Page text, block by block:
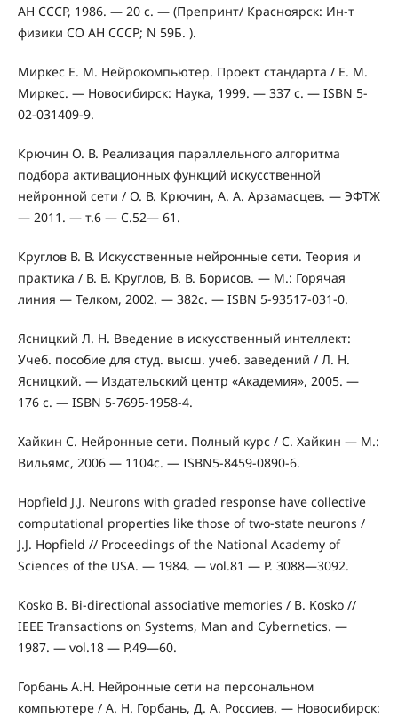
АН СССР, 1986. — 20 с. — (Препринт/ Красноярск: Ин-т
физики СО АН СССР; N 59Б. ).
Миркес Е. М. Нейрокомпьютер. Проект стандарта / Е. М.
Миркес. — Новосибирск: Наука, 1999. — 337 с. — ISBN 5-
02-031409-9.
Крючин О. В. Реализация параллельного алгоритма
подбора активационных функций искусственной
нейронной сети / О. В. Крючин, А. А. Арзамасцев. — ЭФТЖ
— 2011. — т.6 — С.52— 61.
Круглов В. В. Искусственные нейронные сети. Теория и
практика / В. В. Круглов, В. В. Борисов. — М.: Горячая
линия — Телком, 2002. — 382с. — ISBN 5-93517-031-0.
Ясницкий Л. Н. Введение в искусственный интеллект:
Учеб. пособие для студ. высш. учеб. заведений / Л. Н.
Ясницкий. — Издательский центр «Академия», 2005. —
176 с. — ISBN 5-7695-1958-4.
Хайкин С. Нейронные сети. Полный курс / С. Хайкин — М.:
Вильямс, 2006 — 1104с. — ISBN5-8459-0890-6.
Hopfield J.J. Neurons with graded response have collective
computational properties like those of two-state neurons /
J.J. Hopfield // Proceedings of the National Academy of
Sciences of the USA. — 1984. — vol.81 — P. 3088—3092.
Kosko B. Bi-directional associative memories / B. Kosko //
IEEE Transactions on Systems, Man and Cybernetics. —
1987. — vol.18 — P.49—60.
Горбань А.Н. Нейронные сети на персональном
компьютере / А. Н. Горбань, Д. А. Россиев. — Новосибирск: